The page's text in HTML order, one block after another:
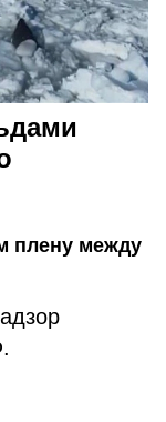
плену между